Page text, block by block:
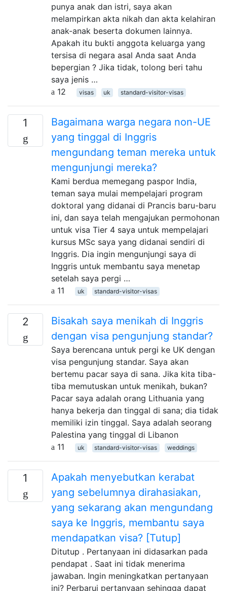
punya anak dan istri, saya akan
melampirkan akta nikah dan akta kelahiran
anak-anak beserta dokumen lainnya.
Apakah itu bukti anggota keluarga yang
tersisa di negara asal Anda saat Anda
bepergian ? Jika tidak, tolong beri tahu
saya jenis …
12
visas uk standard-visitor-visas
1
Bagaimana warga negara non-UE
yang tinggal di Inggris
mengundang teman mereka untuk
mengunjungi mereka?
Kami berdua memegang paspor India,
teman saya mulai mempelajari program
doktoral yang didanai di Prancis baru-baru
ini, dan saya telah mengajukan permohonan
untuk visa Tier 4 saya untuk mempelajari
kursus MSc saya yang didanai sendiri di
Inggris. Dia ingin mengunjungi saya di
Inggris untuk membantu saya menetap
setelah saya pergi …
11
uk standard-visitor-visas
2
Bisakah saya menikah di Inggris
dengan visa pengunjung standar?
Saya berencana untuk pergi ke UK dengan
visa pengunjung standar. Saya akan
bertemu pacar saya di sana. Jika kita tiba-
tiba memutuskan untuk menikah, bukan?
Pacar saya adalah orang Lithuania yang
hanya bekerja dan tinggal di sana; dia tidak
memiliki izin tinggal. Saya adalah seorang
Palestina yang tinggal di Libanon
11
uk standard-visitor-visas weddings
1
Apakah menyebutkan kerabat
yang sebelumnya dirahasiakan,
yang sekarang akan mengundang
saya ke Inggris, membantu saya
mendapatkan visa? [Tutup]
Ditutup . Pertanyaan ini didasarkan pada
pendapat . Saat ini tidak menerima
jawaban. Ingin meningkatkan pertanyaan
ini? Perbarui pertanyaan sehingga dapat